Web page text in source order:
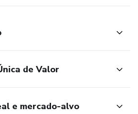
de Valor
e mercado-alvo